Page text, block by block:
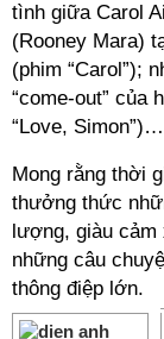
tình giữa Carol
(Rooney Mara)
(phim “Carol”);
“come-out” của
“Love, Simon”)…
Mong rằng thời
thưởng thức
lượng, giàu cảm
những câu
thông điệp lớn.